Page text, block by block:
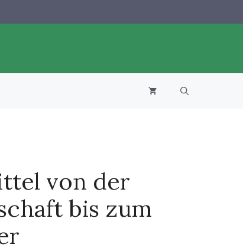
von der
bis zum